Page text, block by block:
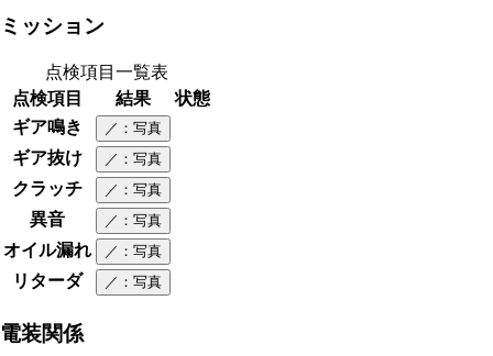
ミッション
点検項目一覧表
点検項目
結果
状態
ギア鳴き
／ ：写真
ギア抜け ／ ：写真
クラッチ ／ ：写真
異音 ／ ：写真
オイル漏れ ／ ：写真
リターダ ／ ：写真
電装関係